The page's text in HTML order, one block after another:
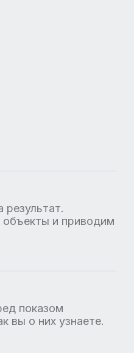
и приводим
показом
вы о них узнаете.